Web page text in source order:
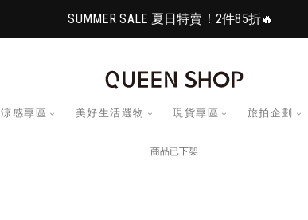
SUMMER SALE 夏日特賣！2件85折🔥
涼感專區 美好生活選物 現貨專區 旅拍企劃
商品已下架